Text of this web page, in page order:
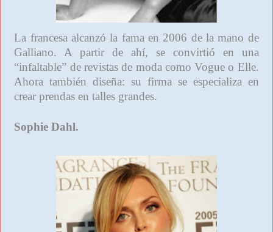
La francesa alcanzó la fama en 2006 de la mano de
Galliano. A partir de ahí, se convirtió en una
“infaltable” de revistas de moda como Vogue o Elle.
Ahora también diseña: su firma se especializa en
crear prendas en talles grandes.
Sophie Dahl.